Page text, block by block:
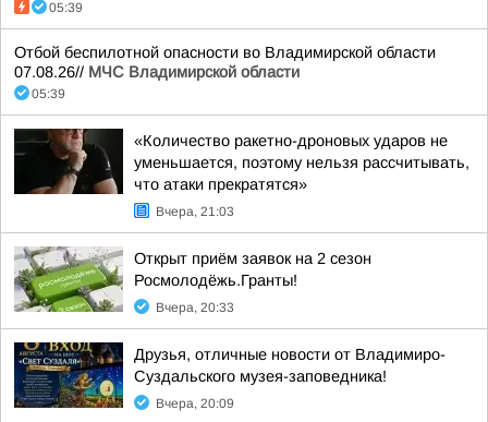
05:39
Отбой беспилотной опасности во Владимирской области
07.08.26// МЧС Владимирской области
05:39
«Количество ракетно-дроновых ударов не
уменьшается, поэтому нельзя рассчитывать,
что атаки прекратятся»
Вчера, 21:03
Открыт приём заявок на 2 сезон
Росмолодёжь.Гранты!
Вчера, 20:33
Друзья, отличные новости от Владимиро-
Суздальского музея-заповедника!
Вчера, 20:09